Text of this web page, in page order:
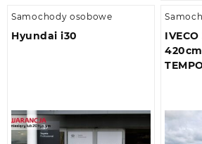
Samochody osobowe
Hyundai i30
IVECO